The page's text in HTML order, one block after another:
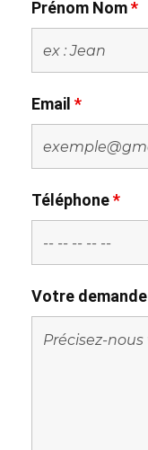
Prénom Nom*
Email *
Téléphone*
Votre demande